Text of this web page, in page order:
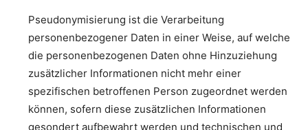
Pseudonymisierung ist die Verarbeitung
personenbezogener Daten in einer Weise, auf welche
die personenbezogenen Daten ohne Hinzuziehung
zusätzlicher Informationen nicht mehr einer
spezifischen betroffenen Person zugeordnet werden
können, sofern diese zusätzlichen Informationen
gesondert aufbewahrt werden und technischen und